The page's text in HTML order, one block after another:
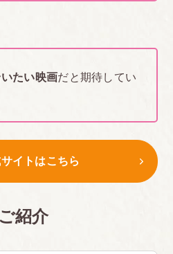
たい映画だと期待してい
イトはこちら
紹介